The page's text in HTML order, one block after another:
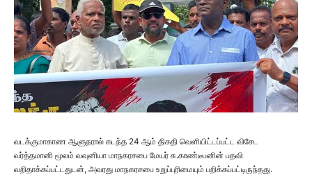
வடக்குமாகாண ஆளுநரால் கடந்த 24 ஆம் திகதி வெளியிட்டப்பட்ட விசேட
வர்த்தமானி மூலம் வவுனியா மாநகரசபை மேயர் சு.காண்டீபனின் பதவி
வறிதாக்கப்பட்டதுடன், அவரது மாநகரசபை உறுப்புரிமையும் பறிக்கப்பட்டிருந்தது.